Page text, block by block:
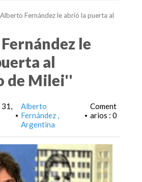
Fernández le abrió la puerta al
le
al
de Milei''
31,
•
Alberto
Fernández
Argentina
•
Coment
arios : 0